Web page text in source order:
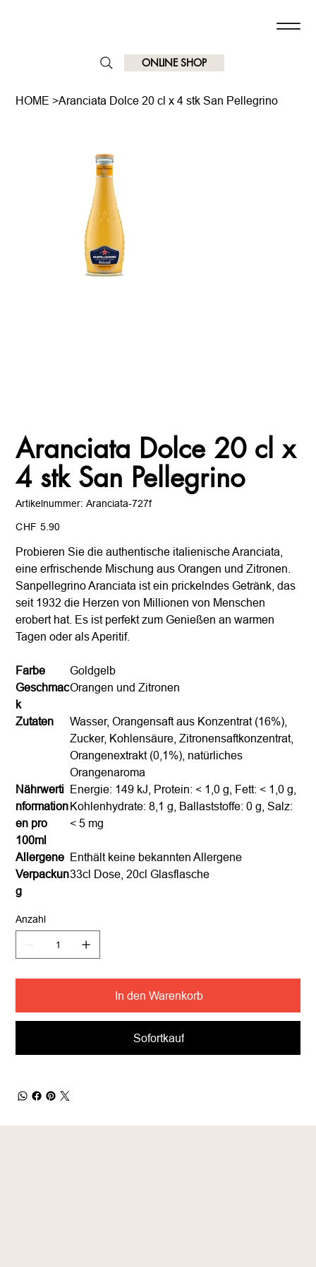
ONLINE SHOP
HOME >Aranciata Dolce 20 cl x 4 stk San Pellegrino
Aranciata Dolce 20 cl x
4 stk San Pellegrino
Artikelnummer:
Artikelnummer:
Aranciata-
Aranciata-727f
Preis
CHF 5.90
Probieren Sie die authentische italienische Aranciata,
eine erfrischende Mischung aus Orangen und Zitronen.
Sanpellegrino Aranciata ist ein prickelndes Getränk, das
seit 1932 die Herzen von Millionen von Menschen
erobert hat. Es ist perfekt zum Genießen an warmen
Tagen oder als Aperitif.
Farbe
Goldgelb
Geschmac
k
Orangen und Zitronen
Zutaten
Wasser, Orangensaft aus Konzentrat (16%),
Zucker, Kohlensäure, Zitronensaftkonzentrat,
Orangenextrakt (0,1%), natürliches
Orangenaroma
Nährwerti
nformation
en pro
100ml
Energie: 149 kJ, Protein: < 1,0 g, Fett: < 1,0 g,
Kohlenhydrate: 8,1 g, Ballaststoffe: 0 g, Salz:
< 5 mg
Allergene Enthält keine bekannten Allergene
Verpackun
g
33cl Dose, 20cl Glasflasche
Anzahl
In den Warenkorb
Sofortkauf